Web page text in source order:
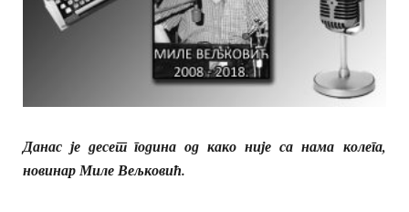
Данас је десет година од како нијеса нама колега,
новинар Миле Вељковић.